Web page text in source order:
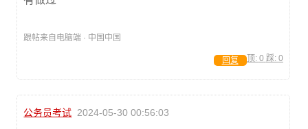
跟帖来自电脑端 · 中国中国
顶: 0 踩: 0
回复
公务员考试 2024-05-30 00:56:03